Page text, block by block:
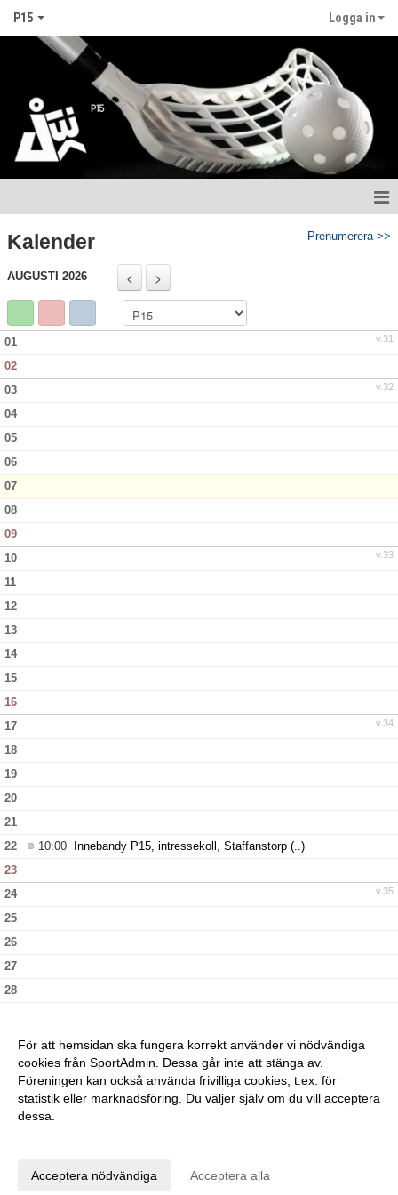
P15 Logga in
Kalender
Matcher
Truppen
Bildgalleri
Dokument
Prenumerera >>
Kalender
AUGUSTI 2026
v.31
01
02
v.32
03
04
05
06
07
08
09
v.33
10
11
12
13
14
15
16
v.34
17
18
19
20
21
22
10:00 Innebandy P15, intressekoll, Staffanstorp (..)
23
v.35
24
25
26
27
28
För att hemsidan ska fungera korrekt använder vi nödvändiga
cookies från SportAdmin. Dessa går inte att stänga av.
Föreningen kan också använda frivilliga cookies, t.ex. för
statistik eller marknadsföring. Du väljer själv om du vill acceptera
dessa.
Acceptera nödvändiga Acceptera alla